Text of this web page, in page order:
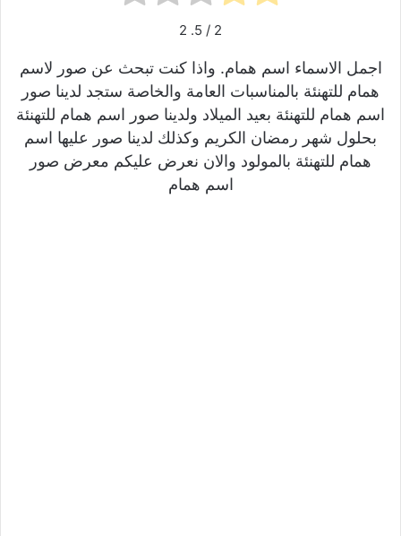
2
/ 5.
2
اجمل الاسماء اسم همام. واذا كنت تبحث عن صور لاسم
همام للتهنئة بالمناسبات العامة والخاصة ستجد لدينا صور
اسم همام للتهنئة بعيد الميلاد ولدينا صور اسم همام للتهنئة
بحلول شهر رمضان الكريم وكذلك لدينا صور عليها اسم
همام للتهنئة بالمولود والان نعرض عليكم معرض صور
اسم همام